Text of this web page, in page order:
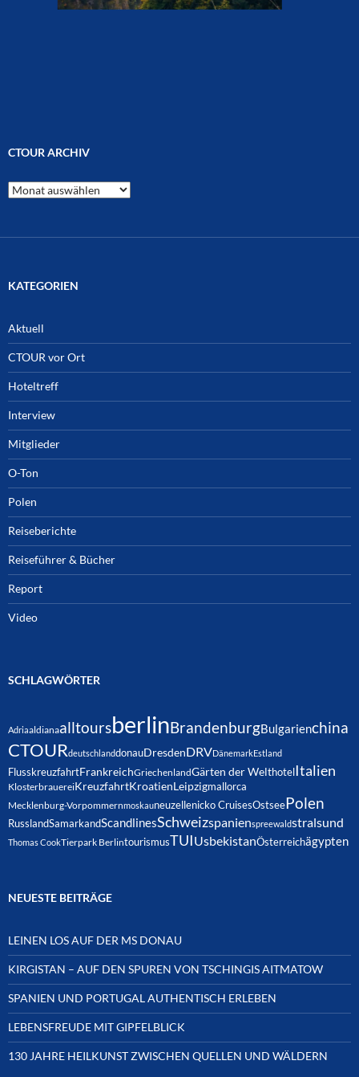
CTOUR ARCHIV
CTOUR
Archiv
KATEGORIEN
Aktuell
CTOUR vor Ort
Hoteltreff
Interview
Mitglieder
O-Ton
Polen
Reiseberichte
Reiseführer & Bücher
Report
Video
SCHLAGWÖRTER
AdriaaldianaalltoursberlinBrandenburgBulgarienchina
CTOURdeutschlanddonauDresdenDRVDänemarkEstland
FlusskreuzfahrtFrankreichGriechenlandGärten der WelthotelItalien
KlosterbrauereiKreuzfahrtKroatienLeipzigmallorca
Mecklenburg-Vorpommernmoskauneuzellenicko CruisesOstseePolen
RusslandSamarkandScandlinesSchweizspanienspreewaldstralsund
Thomas CookTierpark BerlintourismusTUIUsbekistanÖsterreichägypten
NEUESTE BEITRÄGE
LEINEN LOS AUF DER MS DONAU
KIRGISTAN – AUF DEN SPUREN VON TSCHINGIS AITMATOW
SPANIEN UND PORTUGAL AUTHENTISCH ERLEBEN
LEBENSFREUDE MIT GIPFELBLICK
130 JAHRE HEILKUNST ZWISCHEN QUELLEN UND WÄLDERN